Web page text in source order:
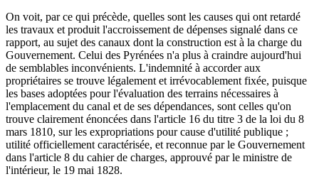
On voit, par ce qui précède, quelles sont les causes qui ont retardé
les travaux et produit l'accroissement de dépenses signalé dans ce
rapport, au sujet des canaux dont la construction est à la charge du
Gouvernement. Celui des Pyrénées n'a plus à craindre aujourd'hui
de semblables inconvénients. L'indemnité à accorder aux
propriétaires se trouve légalement et irrévocablement fixée, puisque
les bases adoptées pour l'évaluation des terrains nécessaires à
l'emplacement du canal et de ses dépendances, sont celles qu'on
trouve clairement énoncées dans l'article 16 du titre 3 de la loi du 8
mars 1810, sur les expropriations pour cause d'utilité publique ;
utilité officiellement caractérisée, et reconnue par le Gouvernement
dans l'article 8 du cahier de charges, approuvé par le ministre de
l'intérieur, le 19 mai 1828.